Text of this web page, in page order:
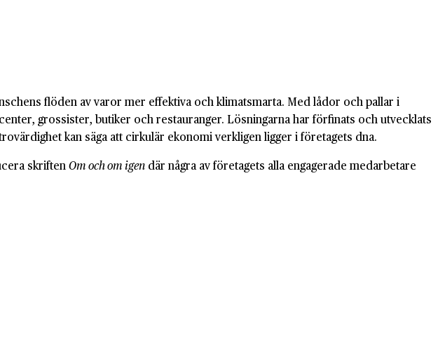
flöden av varor mer effektiva och klimatsmarta. Med lådor och pallar i
grossister, butiker och restauranger. Lösningarna har förfinats och utvecklats
kan säga att cirkulär ekonomi verkligen ligger i företagets dna.
skriftenOm och om igen där några av företagets alla engagerade medarbetare